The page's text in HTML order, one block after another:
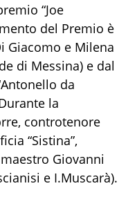
“Joe
del Premio è
Giacomo e Milena
di Messina) e dal
da
la
controtenore
“Sistina”,
Giovanni
e I.Muscarà).